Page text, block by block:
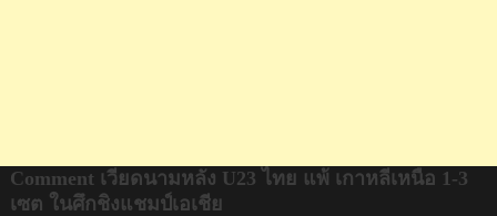
Comment เวียดนามหลัง U23 ไทย แพ้ เกาหลีเหนือ 1-3
เซต ในศึกชิงแชมป์เอเชีย